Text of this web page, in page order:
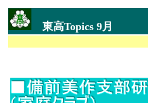
東高Topics 9月